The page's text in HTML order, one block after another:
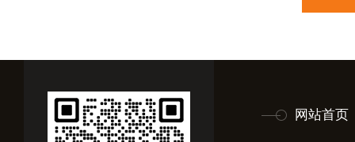
网站首页